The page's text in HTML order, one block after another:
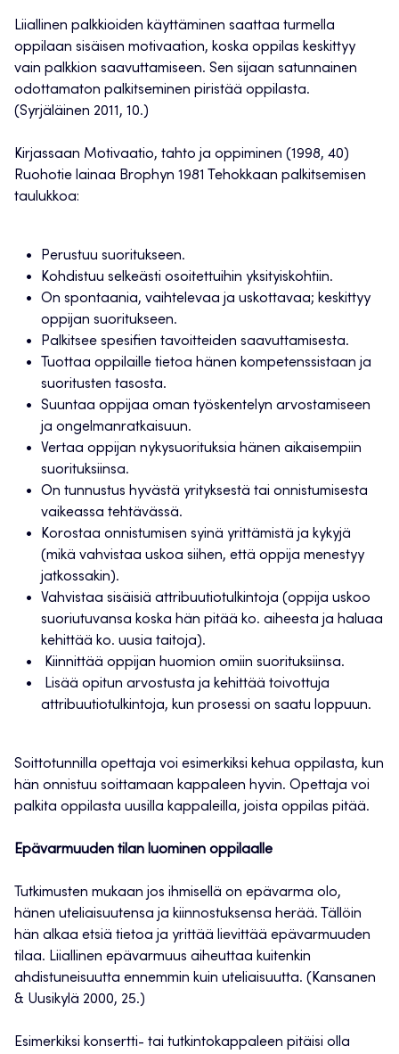
Liiallinen palkkioiden käyttäminen saattaa turmella
oppilaan sisäisen motivaation, koska oppilas keskittyy
vain palkkion saavuttamiseen. Sen sijaan satunnainen
odottamaton palkitseminen piristää oppilasta.
(Syrjäläinen 2011, 10.)
Kirjassaan Motivaatio, tahto ja oppiminen (1998, 40)
Ruohotie lainaa Brophyn 1981 Tehokkaan palkitsemisen
taulukkoa:
Perustuu suoritukseen.
Kohdistuu selkeästi osoitettuihin yksityiskohtiin.
On spontaania, vaihtelevaa ja uskottavaa; keskittyy
oppijan suoritukseen.
Palkitsee spesifien tavoitteiden saavuttamisesta.
Tuottaa oppilaille tietoa hänen kompetenssistaan ja
suoritusten tasosta.
Suuntaa oppijaa oman työskentelyn arvostamiseen
ja ongelmanratkaisuun.
Vertaa oppijan nykysuorituksia hänen aikaisempiin
suorituksiinsa.
On tunnustus hyvästä yrityksestä tai onnistumisesta
vaikeassa tehtävässä.
Korostaa onnistumisen syinä yrittämistä ja kykyjä
(mikä vahvistaa uskoa siihen, että oppija menestyy
jatkossakin).
Vahvistaa sisäisiä attribuutiotulkintoja (oppija uskoo
suoriutuvansa koska hän pitää ko. aiheesta ja haluaa
kehittää ko. uusia taitoja).
Kiinnittää oppijan huomion omiin suorituksiinsa.
Lisää opitun arvostusta ja kehittää toivottuja
attribuutiotulkintoja, kun prosessi on saatu loppuun.
Soittotunnilla opettaja voi esimerkiksi kehua oppilasta, kun
hän onnistuu soittamaan kappaleen hyvin. Opettaja voi
palkita oppilasta uusilla kappaleilla, joista oppilas pitää.
Epävarmuuden tilan luominen oppilaalle
Tutkimusten mukaan jos ihmisellä on epävarma olo,
hänen uteliaisuutensa ja kiinnostuksensa herää. Tällöin
hän alkaa etsiä tietoa ja yrittää lievittää epävarmuuden
tilaa. Liiallinen epävarmuus aiheuttaa kuitenkin
ahdistuneisuutta ennemmin kuin uteliaisuutta. (Kansanen
& Uusikylä 2000, 25.)
Esimerkiksi konsertti- tai tutkintokappaleen pitäisi olla